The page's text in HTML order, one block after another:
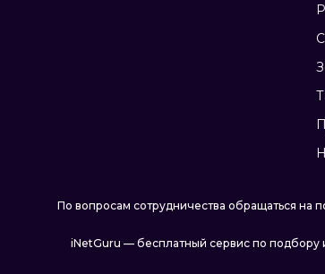
По вопросам сотрудничества обращаться на
iNetGuru — бесплатный сервис по